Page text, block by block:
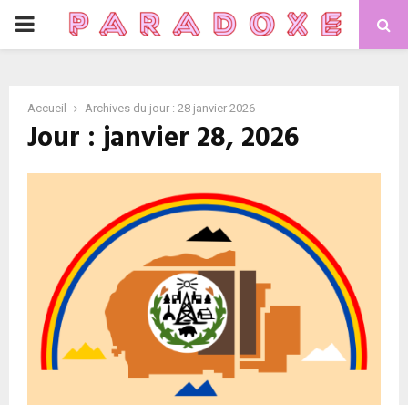
P
M
Accueil Archives du jour : 28 janvier 2026
Jour : janvier 28, 2026